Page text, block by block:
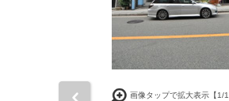
画像タップで拡大表示【1/1